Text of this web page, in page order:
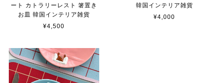
ート カトラリーレスト 箸置き
お皿 韓国インテリア雑貨
¥4,500
韓国インテリア雑貨
¥4,000